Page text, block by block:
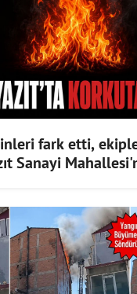
fark etti,
Sanayi